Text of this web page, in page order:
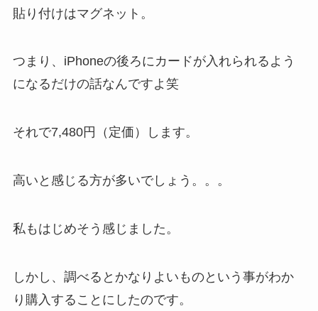
貼り付けはマグネット。
つまり、iPhoneの後ろにカードが入れられるよう
になるだけの話なんですよ笑
それで7,480円（定価）します。
高いと感じる方が多いでしょう。。。
私もはじめそう感じました。
しかし、調べるとかなりよいものという事がわか
り購入することにしたのです。